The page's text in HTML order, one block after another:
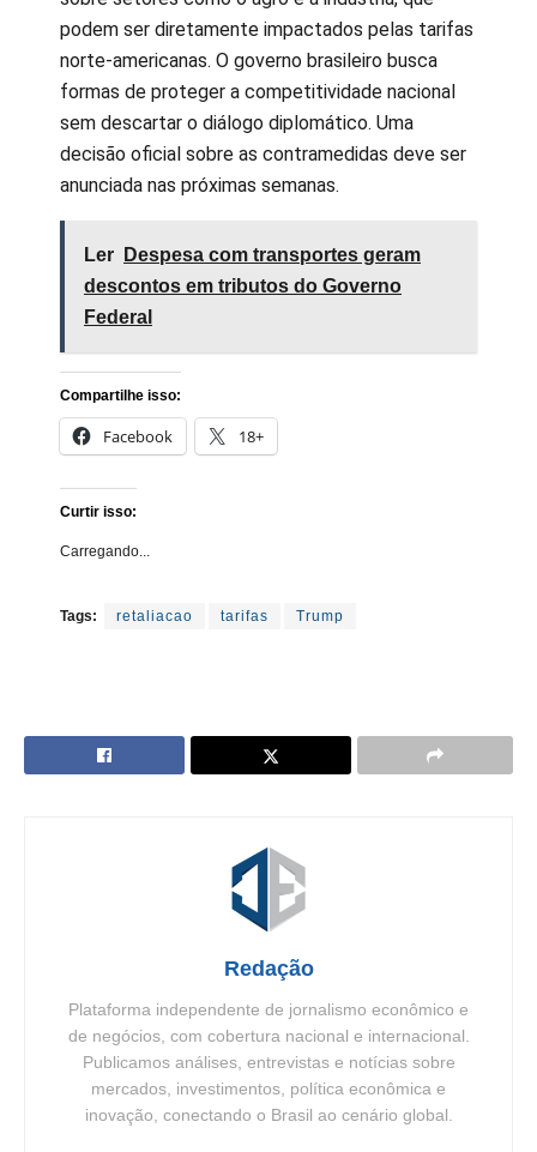
podem ser diretamente impactados pelas tarifas
norte-americanas. O governo brasileiro busca
formas de proteger a competitividade nacional
sem descartar o diálogo diplomático. Uma
decisão oficial sobre as contramedidas deve ser
anunciada nas próximas semanas.
Ler
Despesa com transportes geram
descontos em tributos do Governo
Federal
Compartilhe isso:
Facebook 18+
Curtir isso:
Carregando...
Tags: retaliacao tarifas Trump
Redação
Plataforma independente de jornalismo econômico e
de negócios, com cobertura nacional e internacional.
Publicamos análises, entrevistas e notícias sobre
mercados, investimentos, política econômica e
inovação, conectando o Brasil ao cenário global.